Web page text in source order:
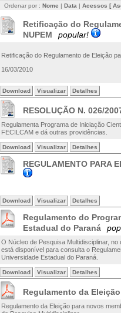
Ordenar por : Nome | Data | Acessos [
Retificação do
NUPEM
popular!
Retificação do Regulamento de Eleição
16/03/2010
Download Visualizar Detalhes
RESOLUÇÃO N. 026/
Regulamenta Programa de Iniciação
FECILCAM e dá outras providências.
Download Visualizar Detalhes
REGULAMENTO PARA
Download Visualizar Detalhes
Regulamento do
Estadual do Paraná
O Núcleo de Pesquisa Multidisciplinar,
está disponível para consulta o
Universidade Estadual do Paraná.
Download Visualizar Detalhes
Regulamento da
Regulamento da Eleição para novos